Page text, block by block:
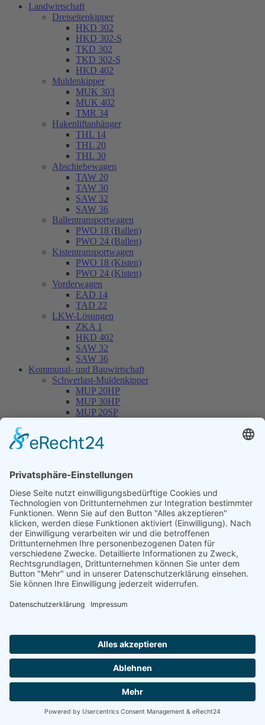
Landwirtschaft
Dreiseitenkipper
HKD 302
HKD 302-S
TKD 302
TKD 302-S
HKD 402
Muldenkipper
MUK 303
MUK 402
TMR 34
Hakenliftanhänger
THL 14
THL 20
THL 30
Abschiebewagen
TAW 20
TAW 30
SAW 32
SAW 36
Ballentransportwagen
PWO 18 (Ballen)
PWO 24 (Ballen)
Kistentransportwagen
PWO 18 (Kisten)
PWO 24 (Kisten)
Vorderwagen
EAD 14
TAD 22
LKW-Lösungen
ZKA 1
HKD 402
SAW 32
SAW 36
Kommunal- und Bauwirtschaft
Schwerlast-Muldenkipper
MUP 20HP
MUP 30HP
MUP 20SP
THL 14
Container
Maschinenplatz
Vermietung
Service / Werkstatt
Unternehmen
Online-Shop
Händlerlogin
Aktuell
Road-Show
Veranstaltungen
Ansprechpartner
Stellenangebote
Studenten
Praktikum Ferienjob
Dreiseitenkipper
HKD 302